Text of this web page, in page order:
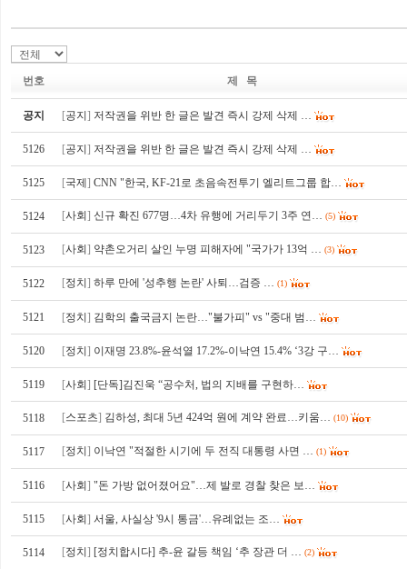
번호 제 목
공지 [공지] 저작권을 위반 한 글은 발견 즉시 강제 삭제 …
5126 [공지] 저작권을 위반 한 글은 발견 즉시 강제 삭제 …
5125 [국제] CNN "한국, KF-21로 초음속전투기 엘리트그룹 합…
5124 [사회] 신규 확진 677명…4차 유행에 거리두기 3주 연… (5)
5123 [사회] 약촌오거리 살인 누명 피해자에 "국가가 13억 … (3)
5122 [정치] 하루 만에 '성추행 논란' 사퇴…검증 … (1)
5121 [정치] 김학의 출국금지 논란…"불가피" vs "중대 범…
5120 [정치] 이재명 23.8%-윤석열 17.2%-이낙연 15.4% ‘3강 구…
5119 [사회] [단독]김진욱 “공수처, 법의 지배를 구현하…
5118 [스포츠] 김하성, 최대 5년 424억 원에 계약 완료…키움… (10)
5117 [정치] 이낙연 "적절한 시기에 두 전직 대통령 사면 … (1)
5116 [사회] "돈 가방 없어졌어요"…제 발로 경찰 찾은 보…
5115 [사회] 서울, 사실상 '9시 통금'…유례없는 조…
5114 [정치] [정치합시다] 추-윤 갈등 책임 ‘추 장관 더 … (2)